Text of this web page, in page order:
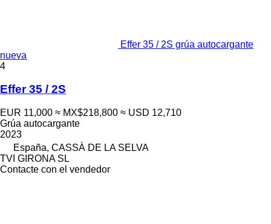
Effer 35 / 2S grúa autocargante
nueva
4
Effer 35 / 2S
EUR 11,000 ≈ MX$218,800 ≈ USD 12,710
Grúa autocargante
2023
España, CASSÀ DE LA SELVA
TVI GIRONA SL
Contacte con el vendedor